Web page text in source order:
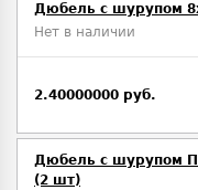
Дюбель с шурупом
Нет в наличии
2.40000000 руб.
Дюбель с шурупом
(2 шт)